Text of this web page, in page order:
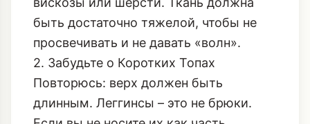
Выбирайте плотный, матовый
трикотаж с высоким содержанием
вискозы или шерсти. Ткань должна
быть достаточно тяжелой, чтобы не
просвечивать и не давать «волн».
2. Забудьте о Коротких Топах